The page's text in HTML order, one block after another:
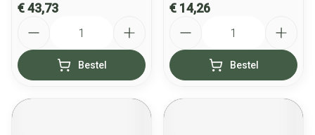
€ 43,73
Bestel
€ 14,26
Bestel